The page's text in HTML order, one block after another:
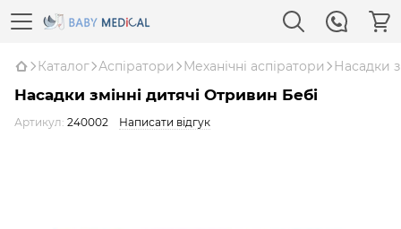
Каталог Аспіратори Механічні аспіратори Насадки
Насадки змінні дитячі Отривин Бебі
Артикул: 240002 Написати відгук